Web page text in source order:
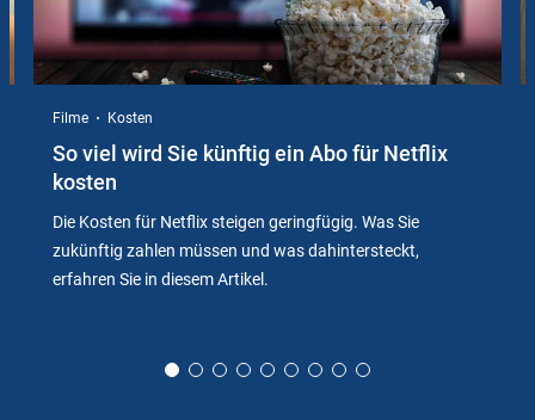
Filme Kosten
So viel wird Sie künftig ein Abo für Netflix
kosten
Die Kosten für Netflix steigen geringfügig. Was Sie
zukünftig zahlen müssen und was dahintersteckt,
erfahren Sie in diesem Artikel.